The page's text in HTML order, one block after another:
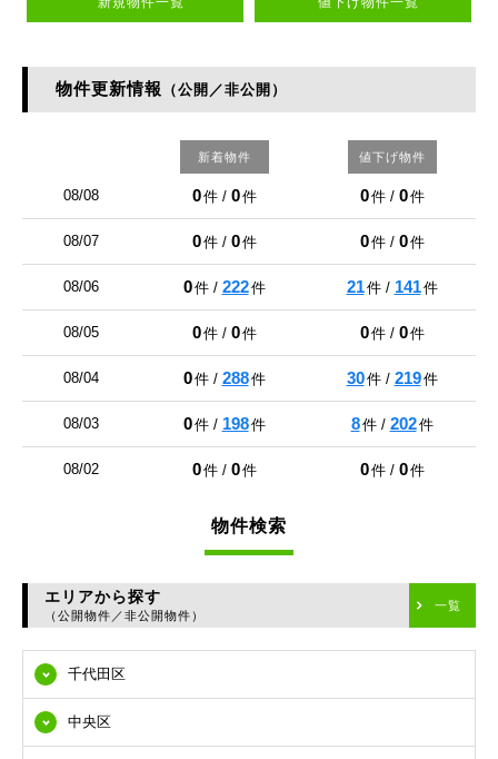
物件更新情報 （公開／非公開）
新着物件 値下げ物件
08/08 0件 / 0件 0件 / 0件
08/07 0件 / 0件 0件 / 0件
08/06 0件 / 222件 21件 / 141件
08/05 0件 / 0件 0件 / 0件
08/04 0件 / 288件 30件 / 219件
08/03 0件 / 198件 8件 / 202件
08/02 0件 / 0件 0件 / 0件
物件検索
エリアから探す
（公開物件／非公開物件）
一覧
千代田区
中央区